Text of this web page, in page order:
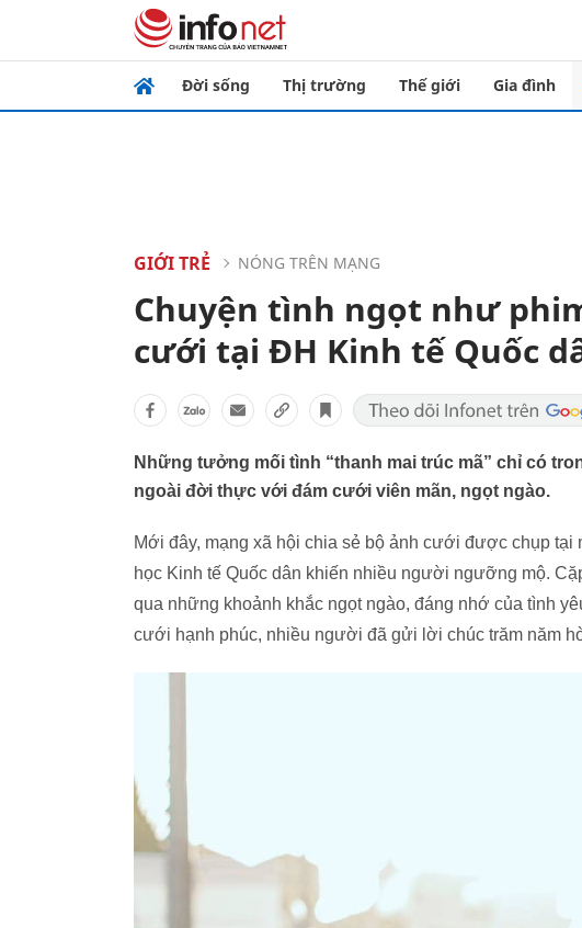
Đời sống Thị trường Thế giới Gia đình
GIỚI TRẺ NÓNG TRÊN MẠNG
Chuyện tình ngọt như
cưới tại ĐH Kinh tế Quốc
Những tưởng mối tình “thanh mai trúc mã” chỉ có
ngoài đời thực với đám cưới viên mãn, ngọt ngào.
Mới đây, mạng xã hội chia sẻ bộ ảnh cưới được chụp
học Kinh tế Quốc dân khiến nhiều người ngưỡng mộ.
qua những khoảnh khắc ngọt ngào, đáng nhớ của tình
cưới hạnh phúc, nhiều người đã gửi lời chúc trăm năm